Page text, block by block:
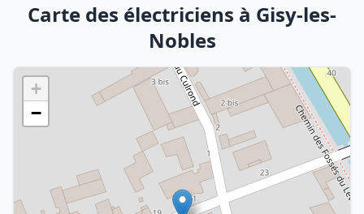
Carte des électriciens à Gisy-les-
Nobles
+
−